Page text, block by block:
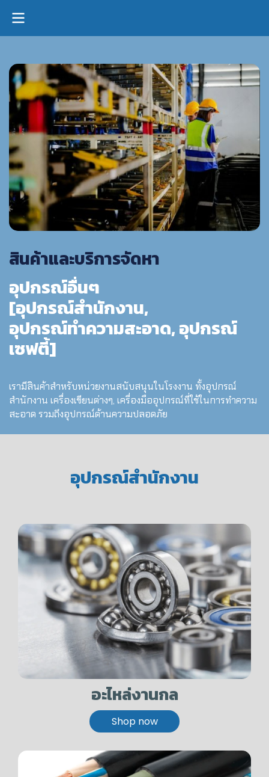
สินค้าและบริการจัดหา
อุปกรณ์อื่นๆ
[อุปกรณ์สำนักงาน,
อุปกรณ์ทำความสะอาด, อุปกรณ์
เซฟตี้]
เรามีสินค้าสำหรับหน่วยงานสนับสนุนในโรงงาน ทั้งอุปกรณ์
สำนักงาน เครื่องเขียนต่างๆ, เครื่องมืออุปกรณ์ที่ใช้ในการทำความ
สะอาด รวมถึงอุปกรณ์ด้านความปลอดภัย
อุปกรณ์สำนักงาน
อะไหล่งานกล
Shop now